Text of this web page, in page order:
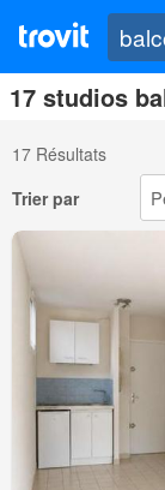
17 studios
17 Résultats
Trier par